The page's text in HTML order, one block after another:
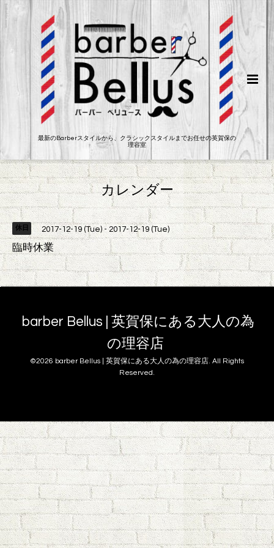
最新のBarberスタイルから、クラシックスタイルまでお任せの英賀保の
理容室
カレンダー
休日 2017-12-19 (Tue) - 2017-12-19 (Tue)
臨時休業
barber Bellus | 英賀保にある大人の為
の理容店
©2026 barber Bellus | 英賀保にある大人の為の理容店. All Rights
Reserved.